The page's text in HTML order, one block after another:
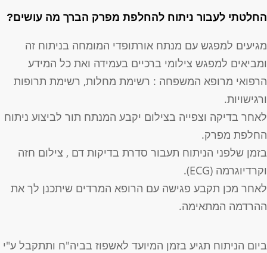
החלטתי לעבור ניתוח להחלפת מפרק הברך מה עושים?
מגיעים למפגש עם מנתח אורתופדי המומחה בניתוח זה
ומביאים למפגש צילומי ברכיים בעמידה ואת כל המידע
הרפואי מרופא המשפחה : רשימת מחלות, רשימת תרופות
ורגישויות.
לאחר בדיקה וצפייה בצילום יקבע המנתח תור לביצוע ניתוח
החלפת מפרק.
בזמן שלפני הניתוח תעבור סדרת בדיקות דם , צילום חזה
וקרדיוגרמה (ECG).
לאחר מכן תקבע פגישה עם הרופא המרדים שיתכנן לך את
ההרדמה המתאימה.
ביום הניתוח תגיע בזמן המיועד לאשפוז בביה"ח ותתקבל ע"י